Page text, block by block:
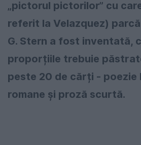
„pictorul pictorilor” cu
referit la Velazquez)
G. Stern a fost inventată,
proporțiile trebuie
peste 20 de cărți - poezie
romane și proză scurtă.